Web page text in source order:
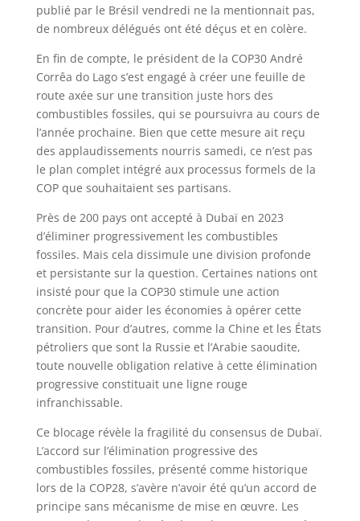
publié par le Brésil vendredi ne la mentionnait pas,
de nombreux délégués ont été déçus et en colère.
En fin de compte, le président de la COP30 André
Corrêa do Lago s’est engagé à créer une feuille de
route axée sur une transition juste hors des
combustibles fossiles, qui se poursuivra au cours de
l’année prochaine. Bien que cette mesure ait reçu
des applaudissements nourris samedi, ce n’est pas
le plan complet intégré aux processus formels de la
COP que souhaitaient ses partisans.
Près de 200 pays ont accepté à Dubaï en 2023
d’éliminer progressivement les combustibles
fossiles. Mais cela dissimule une division profonde
et persistante sur la question. Certaines nations ont
insisté pour que la COP30 stimule une action
concrète pour aider les économies à opérer cette
transition. Pour d’autres, comme la Chine et les États
pétroliers que sont la Russie et l’Arabie saoudite,
toute nouvelle obligation relative à cette élimination
progressive constituait une ligne rouge
infranchissable.
Ce blocage révèle la fragilité du consensus de Dubaï.
L’accord sur l’élimination progressive des
combustibles fossiles, présenté comme historique
lors de la COP28, s’avère n’avoir été qu’un accord de
principe sans mécanisme de mise en œuvre. Les